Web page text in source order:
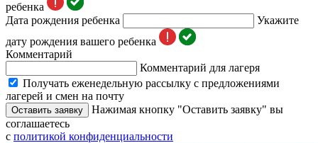
ребенка
Дата рождения ребенка
Укажите
дату рождения вашего ребенка
Комментарий
Комментарий для лагеря
Получать еженедельную рассылку с предложениями
лагерей и смен на почту
Оставить заявку
Нажимая кнопку "Оставить заявку" вы
соглашаетесь
с политикой конфиденциальности